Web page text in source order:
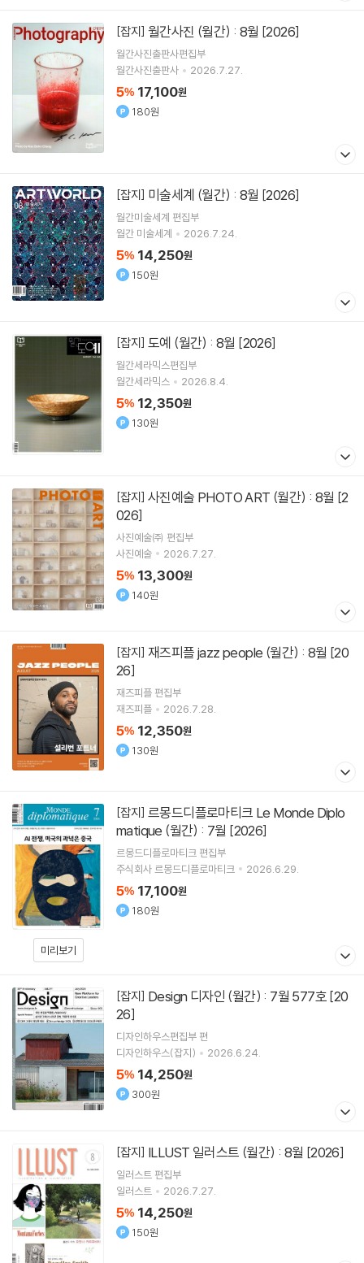
[잡지] 월간사진 (월간) : 8월 [2026]
월간사진출판사편집부
월간사진출판사
2026.7.27.
5% 17,100원
180원
[잡지] 미술세계 (월간) : 8월 [2026]
월간미술세계 편집부
월간 미술세계
2026.7.24.
5% 14,250원
150원
[잡지] 도예 (월간) : 8월 [2026]
월간세라믹스편집부
월간세라믹스
2026.8.4.
5% 12,350원
130원
[잡지]
026]
사진예술㈜ 편집부
사진예술
2026.7.27.
5% 13,300원
140원
[잡지]
26]
재즈피플 편집부
재즈피플
2026.7.28.
5% 12,350원
130원
미리보기
[잡지]
matique (월간) : 7월 [2026]
르몽드디플로마티크 편집부
주식회사 르몽드디플로마티크
2026.6.29.
5% 17,100원
180원
[잡지]
26]
디자인하우스편집부 편
디자인하우스(잡지)
2026.6.24.
5% 14,250원
300원
[잡지] ILLUST 일러스트 (월간) : 8월 [2026]
일러스트 편집부
일러스트
2026.7.27.
5% 14,250원
150원